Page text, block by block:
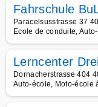
Fahrschule
Paracelsusstrasse 37
Ecole de conduite,
Lerncenter
Dornacherstrasse 404
Auto-école, Moto-école